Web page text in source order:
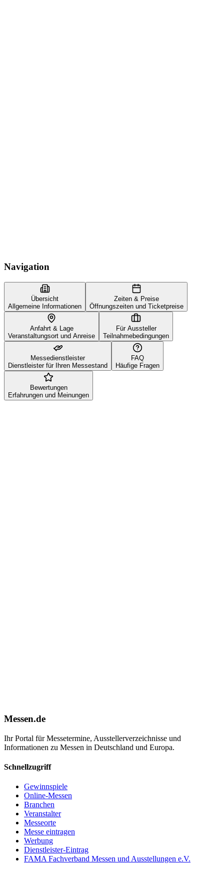
Navigation
Übersicht
Allgemeine Informationen
Zeiten & Preise
Öffnungszeiten und Ticketpreise
Anfahrt & Lage
Veranstaltungsort und Anreise
Für Aussteller
Teilnahmebedingungen
Messedienstleister
Dienstleister für Ihren Messestand
FAQ
Häufige Fragen
Bewertungen
Erfahrungen und Meinungen
Messen.de
Ihr Portal für Messetermine, Ausstellerverzeichnisse und
Informationen zu Messen in Deutschland und Europa.
Schnellzugriff
Gewinnspiele
Online-Messen
Branchen
Veranstalter
Messeorte
Messe eintragen
Werbung
Dienstleister-Eintrag
FAMA Fachverband Messen und Ausstellungen e.V.